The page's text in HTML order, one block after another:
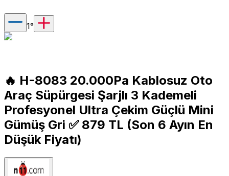
1°
🔥 H-8083 20.000Pa Kablosuz Oto
Araç Süpürgesi Şarjlı 3 Kademeli
Profesyonel Ultra Çekim Güçlü Mini
Gümüş Gri ✅️ 879 TL (Son 6 Ayın En
Düşük Fiyatı)